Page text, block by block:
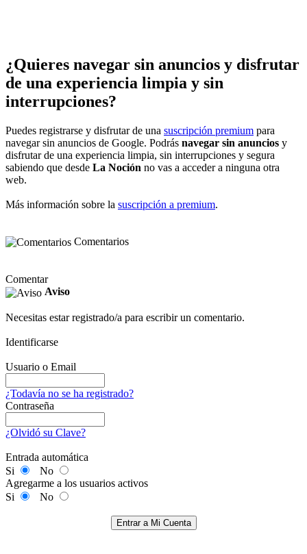
¿Quieres navegar sin anuncios y disfrutar
de una experiencia limpia y sin
interrupciones?
Puedes registrarse y disfrutar de una suscripción premium para
navegar sin anuncios de Google. Podrás navegar sin anuncios y
disfrutar de una experiencia limpia, sin interrupciones y segura
sabiendo que desde La Noción no vas a acceder a ninguna otra
web.
Más información sobre la suscripción a premium.
Comentarios
Comentar
Aviso
Necesitas estar registrado/a para escribir un comentario.
Identificarse
Usuario o Email
¿Todavía no se ha registrado?
Contraseña
¿Olvidó su Clave?
Entrada automática
Si
No
Agregarme a los usuarios activos
Si
No
Entrar a Mi Cuenta